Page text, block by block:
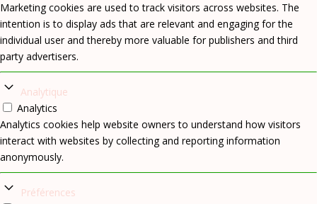
Marketing cookies are used to track visitors across websites. The
intention is to display ads that are relevant and engaging for the
individual user and thereby more valuable for publishers and third
party advertisers.
Analytique
Analytics
Analytics cookies help website owners to understand how visitors
interact with websites by collecting and reporting information
anonymously.
Préférences